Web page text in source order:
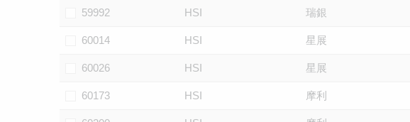
59992 HSI 瑞銀
60014 HSI 星展
60026 HSI 星展
60173 HSI 摩利